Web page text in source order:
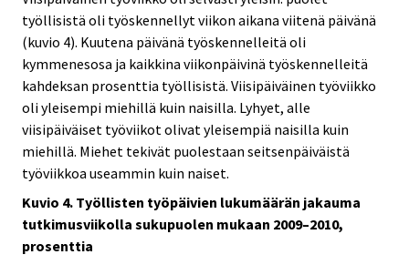
työllisistä oli työskennellyt viikon aikana viitenä päivänä
(kuvio 4). Kuutena päivänä työskennelleitä oli
kymmenesosa ja kaikkina viikonpäivinä työskennelleitä
kahdeksan prosenttia työllisistä. Viisipäiväinen työviikko
oli yleisempi miehillä kuin naisilla. Lyhyet, alle
viisipäiväiset työviikot olivat yleisempiä naisilla kuin
miehillä. Miehet tekivät puolestaan seitsenpäiväistä
työviikkoa useammin kuin naiset.
Kuvio 4. Työllisten työpäivien lukumäärän jakauma
tutkimusviikolla sukupuolen mukaan 2009–2010,
prosenttia